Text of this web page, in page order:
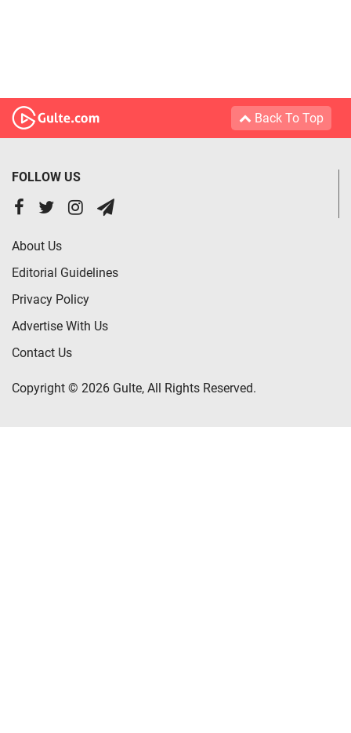
Back To Top
FOLLOW US
About Us
Editorial Guidelines
Privacy Policy
Advertise With Us
Contact Us
Copyright © 2026 Gulte, All Rights Reserved.